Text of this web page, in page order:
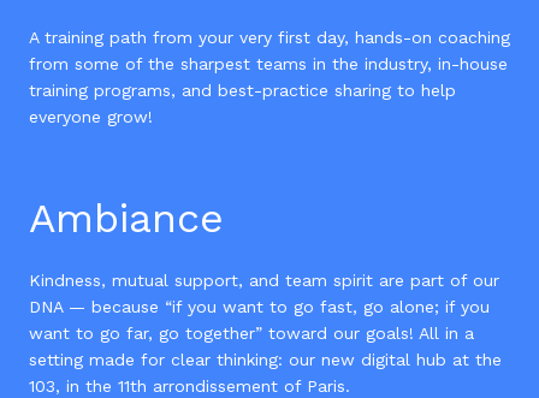
A training path from your very first day, hands-on coaching
from some of the sharpest teams in the industry, in-house
training programs, and best-practice sharing to help
everyone grow!
Ambiance
Kindness, mutual support, and team spirit are part of our
DNA — because “if you want to go fast, go alone; if you
want to go far, go together” toward our goals! All in a
setting made for clear thinking: our new digital hub at the
103, in the 11th arrondissement of Paris.